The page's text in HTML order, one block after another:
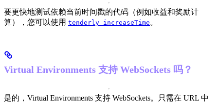
要更快地测试依赖当前时间戳的代码（例如收益和奖励计
算），您可以使用 tenderly_increaseTime 。
Virtual Environments 支持 WebSockets 吗？
是的，Virtual Environments 支持 WebSockets。只需在 URL 中